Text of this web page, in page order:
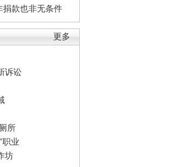
捐款也非无条件
更多
诉讼
所
职业
坊